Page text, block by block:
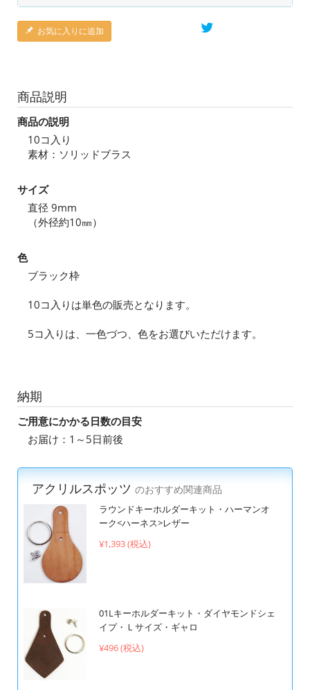
お気に入りに追加
商品説明
商品の説明
10コ入り
素材：ソリッドブラス
サイズ
直径 9mm
（外径約10㎜）
色
ブラック枠
10コ入りは単色の販売となります。
5コ入りは、一色づつ、色をお選びいただけます。
納期
ご用意にかかる日数の目安
お届け：1～5日前後
アクリルスポッツ のおすすめ関連商品
ラウンドキーホルダーキット・ハーマンオ
ーク<ハーネス>レザー
¥1,393 (税込)
01Lキーホルダーキット・ダイヤモンドシェ
イプ・Ｌサイズ・ギャロ
¥496 (税込)